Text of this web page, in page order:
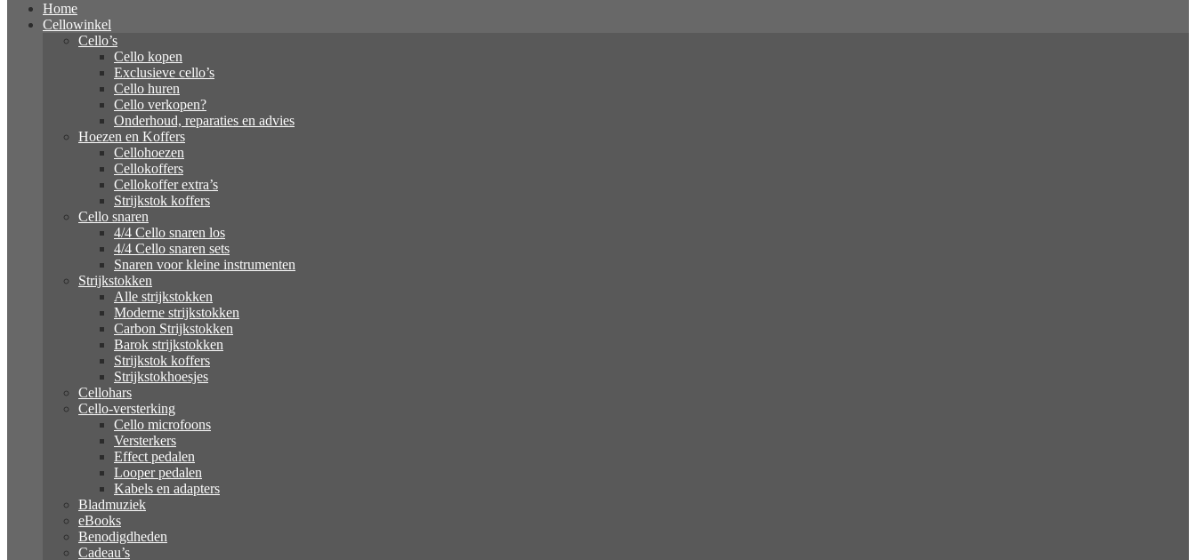
Home
Cellowinkel
Cello’s
Cello kopen
Exclusieve cello’s
Cello huren
Cello verkopen?
Onderhoud, reparaties en advies
Hoezen en Koffers
Cellohoezen
Cellokoffers
Cellokoffer extra’s
Strijkstok koffers
Cello snaren
4/4 Cello snaren los
4/4 Cello snaren sets
Snaren voor kleine instrumenten
Strijkstokken
Alle strijkstokken
Moderne strijkstokken
Carbon Strijkstokken
Barok strijkstokken
Strijkstok koffers
Strijkstokhoesjes
Cellohars
Cello-versterking
Cello microfoons
Versterkers
Effect pedalen
Looper pedalen
Kabels en adapters
Bladmuziek
eBooks
Benodigdheden
Cadeau’s